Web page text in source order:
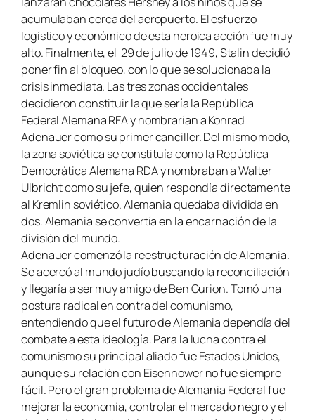
acumulaban cerca del aeropuerto. El esfuerzo
logístico y económico de esta heroica acción fue muy
alto. Finalmente, el 29 de julio de 1949, Stalin decidió
poner fin al bloqueo, con lo que se solucionaba la
crisis inmediata. Las tres zonas occidentales
decidieron constituir la que sería la República
Federal Alemana RFA y nombrarían a Konrad
Adenauer como su primer canciller. Del mismo modo,
la zona soviética se constituía como la República
Democrática Alemana RDA y nombraban a Walter
Ulbricht como su jefe, quien respondía directamente
al Kremlin soviético. Alemania quedaba dividida en
dos. Alemania se convertía en la encarnación de la
división del mundo.
Adenauer comenzó la reestructuración de Alemania.
Se acercó al mundo judío buscando la reconciliación
y llegaría a ser muy amigo de Ben Gurion. Tomó una
postura radical en contra del comunismo,
entendiendo que el futuro de Alemania dependía del
combate a esta ideología. Para la lucha contra el
comunismo su principal aliado fue Estados Unidos,
aunque su relación con Eisenhower no fue siempre
fácil. Pero el gran problema de Alemania Federal fue
mejorar la economía, controlar el mercado negro y el